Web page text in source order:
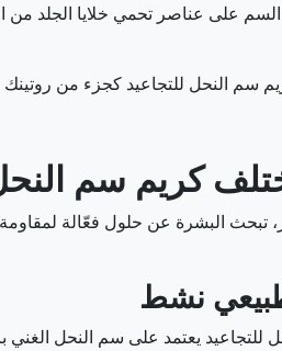
على عناصر تحمي خلايا الجلد من
سم النحل للتجاعيد كجزء من
كريم سم
تبحث البشرة عن حلول فعّالة لمقاومة
نشط
يعتمد على سم النحل الغني